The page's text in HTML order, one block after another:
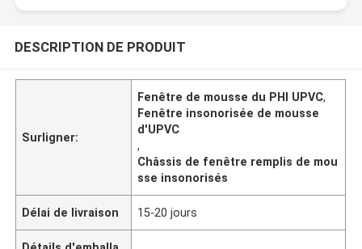
DESCRIPTION DE PRODUIT
Surligner:
Fenêtre de mousse du PHI UPVC,
Fenêtre insonorisée de mousse
d'UPVC
,
Châssis de fenêtre remplis de mou
sse insonorisés
Délai de livraison 15-20 jours